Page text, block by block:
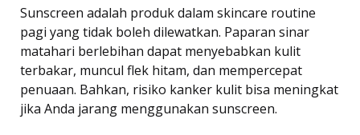
Sunscreen adalah produk dalam skincare routine
pagi yang tidak boleh dilewatkan. Paparan sinar
matahari berlebihan dapat menyebabkan kulit
terbakar, muncul flek hitam, dan mempercepat
penuaan. Bahkan, risiko kanker kulit bisa meningkat
jika Anda jarang menggunakan sunscreen.